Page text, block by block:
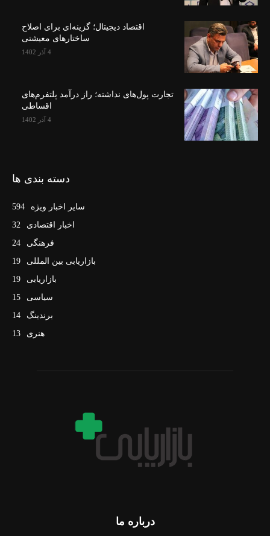
اقتصاد دیجیتال؛ گزینه‌ای برای اصلاح
ساختارهای معیشتی
4 آذر 1402
تجارت پول‌های نداشته؛ راز درآمد پلتفرم‌های
اقساطی
4 آذر 1402
دسته بندی ها
سایر اخبار ویژه
594
اخبار اقتصادی
32
فرهنگی
24
بازاریابی بین المللی
19
بازاریابی
19
سیاسی
15
برندینگ
14
هنری
13
درباره ما